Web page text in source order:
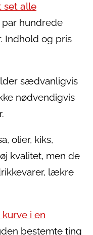
set alle
par hundrede
Indhold og pris
sædvanligvis
nødvendigvis
olier, kiks,
kvalitet, men de
lækre
i en
bestemte ting